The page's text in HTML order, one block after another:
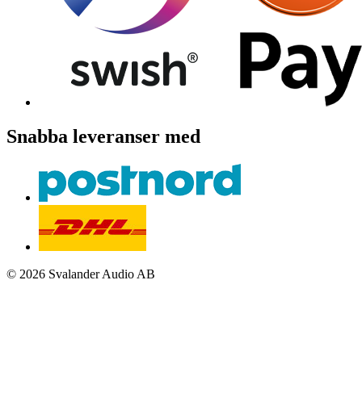
Snabba leveranser med
© 2026 Svalander Audio AB